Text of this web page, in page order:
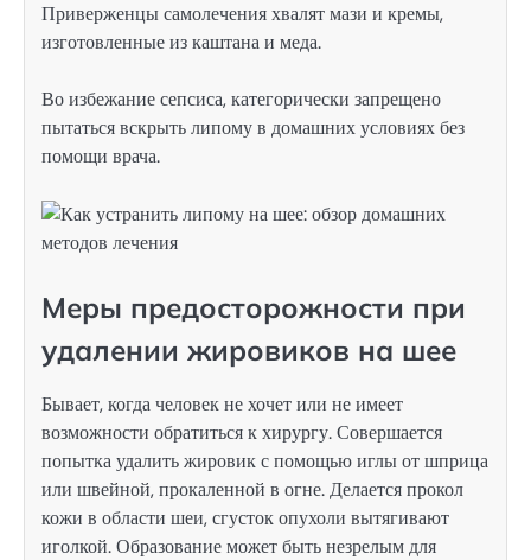
Приверженцы самолечения хвалят мази и кремы,
изготовленные из каштана и меда.
Во избежание сепсиса, категорически запрещено
пытаться вскрыть липому в домашних условиях без
помощи врача.
Меры предосторожности при
удалении жировиков на шее
Бывает, когда человек не хочет или не имеет
возможности обратиться к хирургу. Совершается
попытка удалить жировик с помощью иглы от шприца
или швейной, прокаленной в огне. Делается прокол
кожи в области шеи, сгусток опухоли вытягивают
иголкой. Образование может быть незрелым для